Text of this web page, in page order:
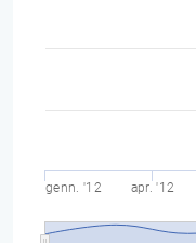
genn. '12 apr. '12